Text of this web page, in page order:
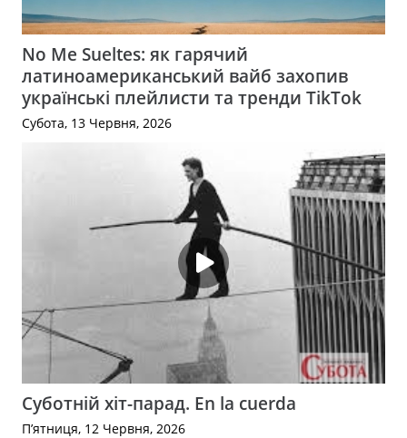
No Me Sueltes: як гарячий
латиноамериканський вайб захопив
українські плейлисти та тренди TikTok
Субота, 13 Червня, 2026
Суботній хіт-парад. En la cuerda
П’ятниця, 12 Червня, 2026